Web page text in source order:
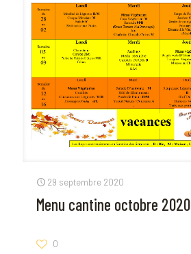
29 septembre 2020
Menu cantine octobre 2020
0